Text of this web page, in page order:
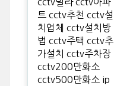
트 cctv추천 cctv설
치업체 cctv설치방
법 cctv주택 cctv추
가설치 cctv주차장
cctv200만화소
cctv500만화소 ip